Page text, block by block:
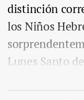
distinción
los Niños
Lunes Santo